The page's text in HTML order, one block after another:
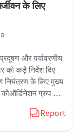
जांच के तहत पुलिस
की। पुलिस
की
में संचालित हो रहा
भी ब्रांच ऑफिस
स्थानों और कॉल
के लिए
और पर्यावरणीय
को कड़े निर्देश दिए
नियंत्रण के लिए मुख्य
कोऑर्डिनेशन ग्रुप
रिवर रिजुवेनेशन Report